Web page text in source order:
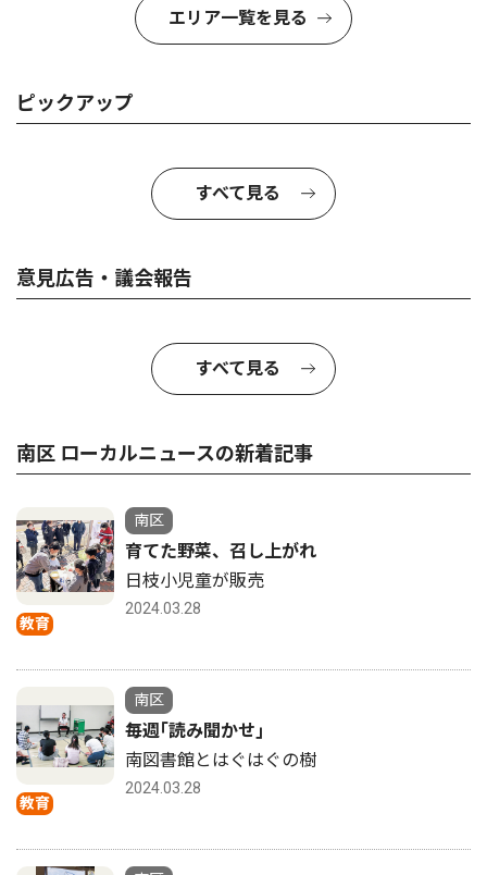
エリア一覧を見る
ピックアップ
すべて見る
意見広告・議会報告
すべて見る
南区 ローカルニュースの新着記事
教育
南区
育てた野菜、召し上がれ
日枝小児童が販売
2024.03.28
教育
南区
毎週｢読み聞かせ｣
南図書館とはぐはぐの樹
2024.03.28